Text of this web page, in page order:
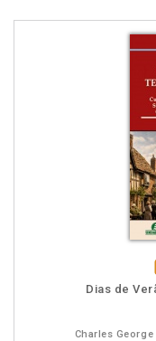
Dias de
Charles